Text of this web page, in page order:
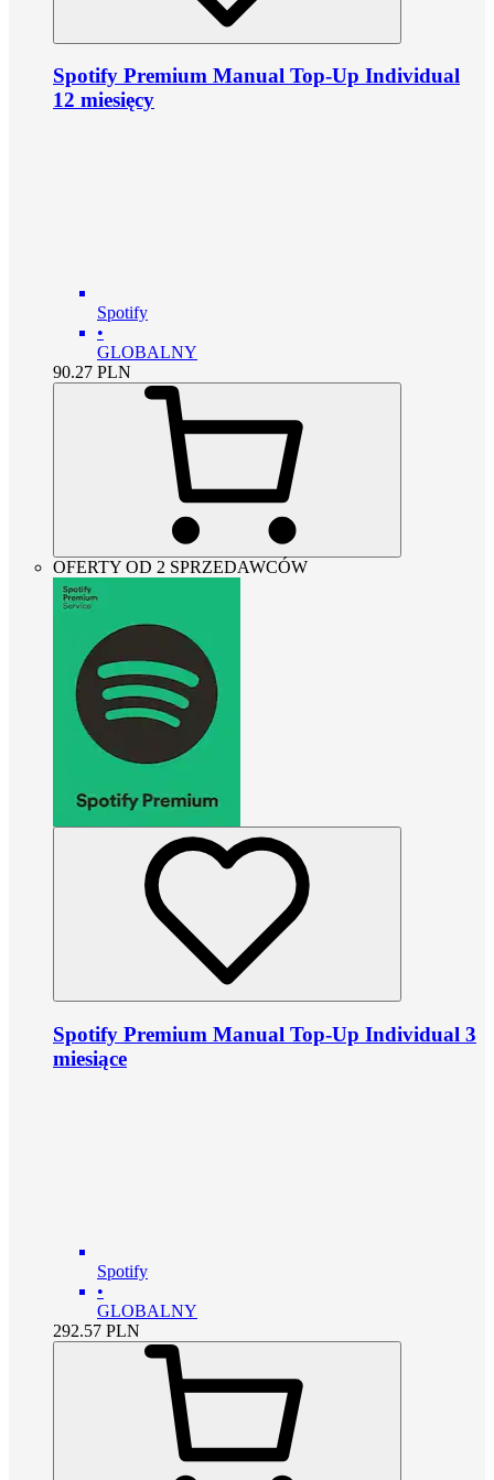
Spotify Premium Manual Top-Up Individual
12 miesięcy
Spotify
•
GLOBALNY
90.27 PLN
OFERTY OD 2 SPRZEDAWCÓW
Spotify Premium Manual Top-Up Individual 3
miesiące
Spotify
•
GLOBALNY
292.57 PLN